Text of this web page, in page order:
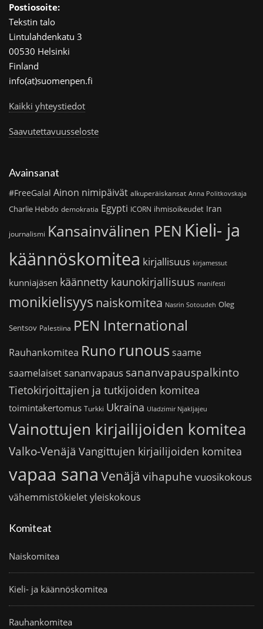
Postiosoite:
Tekstin talo
Lintulahdenkatu 3
00530 Helsinki
Finland
info(at)suomenpen.fi
Kaikki yhteystiedot
Saavutettavuusseloste
Avainsanat
#FreeGalal Ainon nimipäivät alkuperäiskansat Anna Politkovskaja
Charlie Hebdo demokratia Egypti ICORN ihmisoikeudet Iran
journalismi Kansainvälinen PEN Kieli- ja
käännöskomitea kirjallisuus kirjamessut
kunniajäsen käännetty kaunokirjallisuus manifesti
monikielisyys naiskomitea Nasrin Sotoudeh Oleg
Sentsov Palestiina PEN International
Rauhankomitea Runo runoussaame
saamelaiset sananvapaus sananvapauspalkinto
Tietokirjoittajien ja tutkijoiden komitea
toimintakertomus Turkki Ukraina Uladzimir Njakljajeu
Vainottujen kirjailijoiden komitea
Valko-Venäjä Vangittujen kirjailijoiden komitea
vapaa sana Venäjä vihapuhe vuosikokous
vähemmistökieletyleiskokous
Komiteat
Naiskomitea
Kieli- ja käännöskomitea
Rauhankomitea